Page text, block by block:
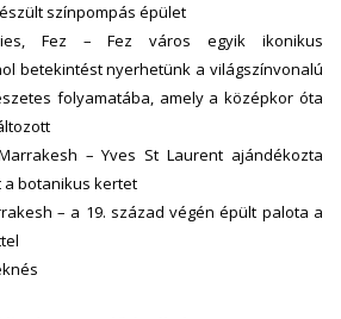
színpompás épület
Fez – Fez város egyik ikonikus
betekintést nyerhetünk a világszínvonalú
folyamatába, amely a középkor óta
– Yves St Laurent ajándékozta
botanikus kertet
– a 19. század végén épült palota a